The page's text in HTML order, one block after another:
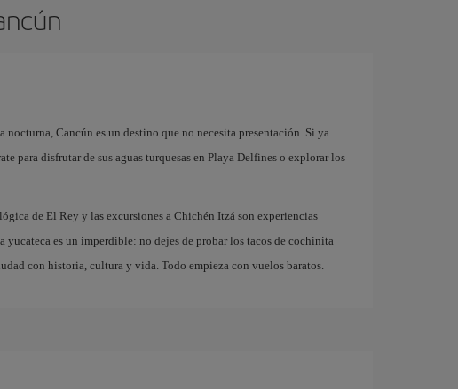
nocturna, Cancún es un destino que no necesita presentación. Si ya
para disfrutar de sus aguas turquesas en Playa Delfines o explorar los
de El Rey y las excursiones a Chichén Itzá son experiencias
yucateca es un imperdible: no dejes de probar los tacos de cochinita
con historia, cultura y vida. Todo empieza con vuelos baratos.